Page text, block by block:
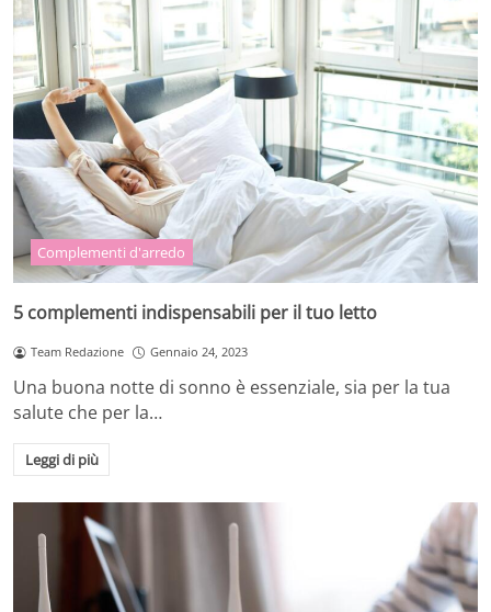
Complementi d'arredo
5 complementi indispensabili per il tuo letto
Team Redazione Gennaio 24, 2023
Una buona notte di sonno è essenziale, sia per la tua
salute che per la…
Leggi di più